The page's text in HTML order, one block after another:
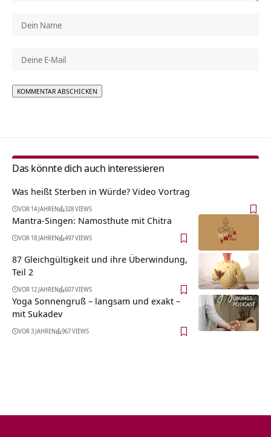
Das könnte dich auch interessieren
Was heißt Sterben in Würde? Video Vortrag
VOR 14 JAHREN 328 VIEWS
Mantra-Singen: Namosthute mit Chitra
VOR 18 JAHREN 497 VIEWS
87 Gleichgültigkeit und ihre Überwindung,
Teil 2
VOR 12 JAHREN 607 VIEWS
Yoga Sonnengruß – langsam und exakt –
mit Sukadev
VOR 3 JAHREN 967 VIEWS